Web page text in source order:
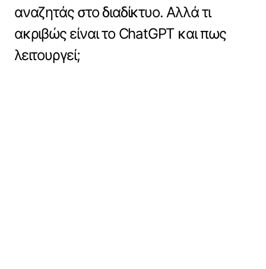
αναζητάς στο διαδίκτυο. Αλλά τι
ακριβώς είναι το ChatGPT και πως
λειτουργεί;